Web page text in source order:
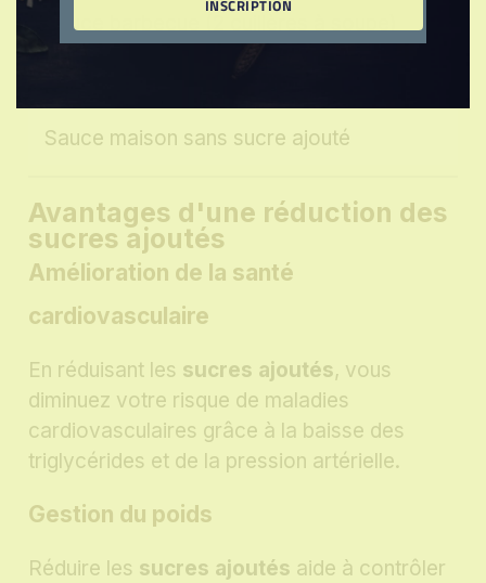
Sauce barbecue (2 cuillères à soupe)
Sauce maison sans sucre ajouté
Avantages d'une réduction des
sucres ajoutés
Amélioration de la santé
cardiovasculaire
En réduisant les sucres ajoutés, vous
diminuez votre risque de maladies
cardiovasculaires grâce à la baisse des
triglycérides et de la pression artérielle.
Gestion du poids
Réduire les sucres ajoutés aide à contrôler
INSCRIPTION